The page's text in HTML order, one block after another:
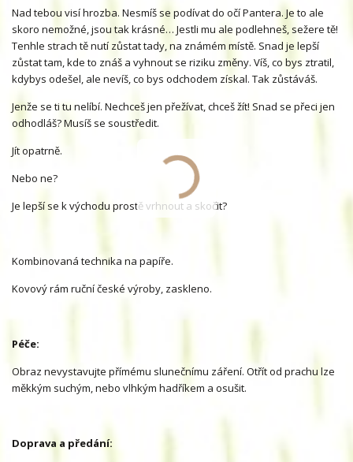
Nad tebou visí hrozba. Nesmíš se podívat do očí Pantera. Je to ale
skoro nemožné, jsou tak krásné… Jestli mu ale podlehneš, sežere tě!
Tenhle strach tě nutí zůstat tady, na známém místě. Snad je lepší
zůstat tam, kde to znáš a vyhnout se riziku změny. Víš, co bys ztratil,
kdybys odešel, ale nevíš, co bys odchodem získal. Tak zůstáváš.
Jenže se ti tu nelíbí. Nechceš jen přežívat, chceš žít! Snad se přeci jen
odhodláš? Musíš se soustředit.
Jít opatrně.
Nebo ne?
Je lepší se k východu prostě vrhnout a skočit?
Kombinovaná technika na papíře.
Kovový rám ruční české výroby, zaskleno.
Péče:
Obraz nevystavujte přímému slunečnímu záření. Otřít od prachu lze
měkkým suchým, nebo vlhkým hadříkem a osušit.
Doprava a předání: